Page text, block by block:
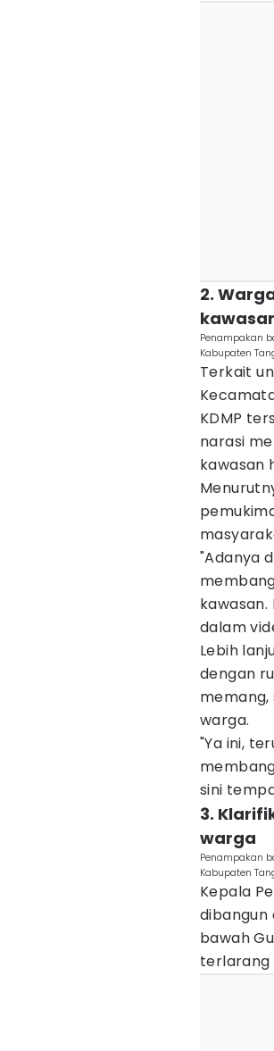
2.
Penampakan
Kabupaten
Terkait
KDMP
narasi
kawasan
"Adanya
dalam
Lebih
dengan
warga.
"Ya ini,
sini
3.
warga
Penampakan
Kabupaten
Kepala
dibangun
bawah
terlarang